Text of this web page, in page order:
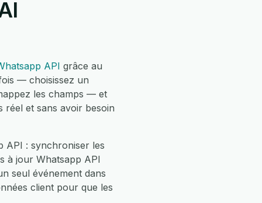
API grâce au
— choisissez un
les champs — et
réel et sans avoir besoin
API : synchroniser les
à jour Whatsapp API
seul événement dans
client pour que les